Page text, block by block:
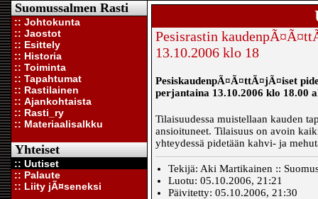
Suomussalmen Rasti
:: Johtokunta
:: Jaostot
:: Esittely
:: Historia
:: Toiminta
:: Tapahtumat
:: Rastilainen
:: Ajankohtaista
:: Rasti_ry
:: Materiaalisalkku
Yhteiset
:: Uutiset
:: Palaute
:: Liity jÃ¤seneksi
Pesisrastin
13.10.2006 klo 18
PesiskaudenpÃ¤Ã¤ttÃ¤jÃ¤iset
perjantaina 13.10.2006 klo 18.00
Tilaisuudessa muistellaan kauden
ansioituneet. Tilaisuus on avoin
yhteydessä pidetään kahvi- ja
Tekijä: Aki Martikainen ::
Luotu: 05.10.2006, 21:21
Päivitetty: 05.10.2006, 21:30